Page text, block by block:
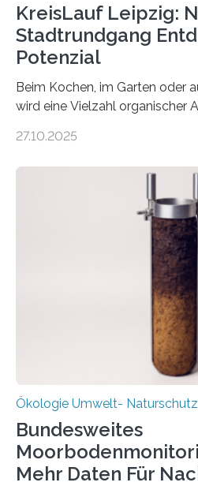
KreisLauf Leipzig:
Stadtrundgang
Potenzial
Beim Kochen, im Garten oder
wird eine Vielzahl organischer
Potenzial nur dann entfalten
Veränderung der Wirtschaft
Deutschen
Stadtreinigung Leipzig
2025 offiziell eingeweihte
ist ab sofort im Leipziger
27.10.2025
Ökologie Umwelt- Naturschutz
Bundesweites
Mehr Daten Für